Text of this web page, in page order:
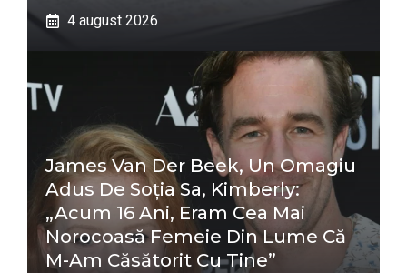
4 august 2026
James Van Der Beek, Un Omagiu
Adus De Soția Sa, Kimberly:
„Acum 16 Ani, Eram Cea Mai
Norocoasă Femeie Din Lume Că
M-Am Căsătorit Cu Tine”